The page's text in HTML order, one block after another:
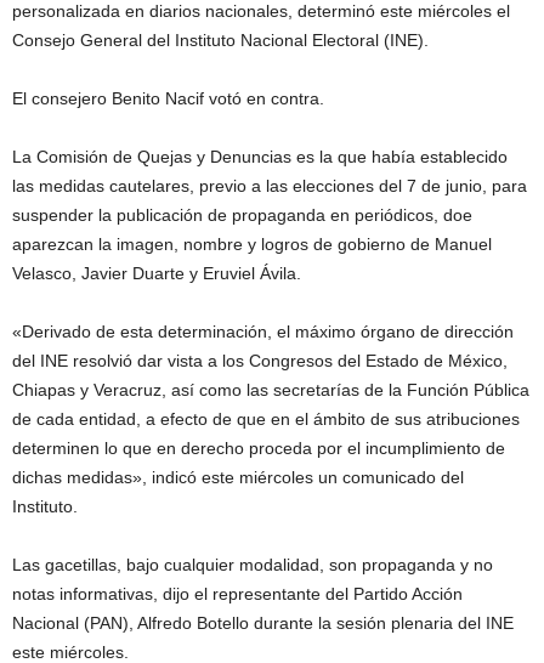
personalizada en diarios nacionales, determinó este miércoles el
Consejo General del Instituto Nacional Electoral (INE).
El consejero Benito Nacif votó en contra.
La Comisión de Quejas y Denuncias es la que había establecido
las medidas cautelares, previo a las elecciones del 7 de junio, para
suspender la publicación de propaganda en periódicos, doe
aparezcan la imagen, nombre y logros de gobierno de Manuel
Velasco, Javier Duarte y Eruviel Ávila.
«Derivado de esta determinación, el máximo órgano de dirección
del INE resolvió dar vista a los Congresos del Estado de México,
Chiapas y Veracruz, así como las secretarías de la Función Pública
de cada entidad, a efecto de que en el ámbito de sus atribuciones
determinen lo que en derecho proceda por el incumplimiento de
dichas medidas», indicó este miércoles un comunicado del
Instituto.
Las gacetillas, bajo cualquier modalidad, son propaganda y no
notas informativas, dijo el representante del Partido Acción
Nacional (PAN), Alfredo Botello durante la sesión plenaria del INE
este miércoles.